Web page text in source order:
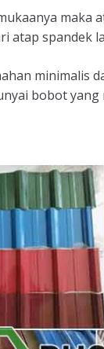
maka
atap spandek
minimalis
bobot